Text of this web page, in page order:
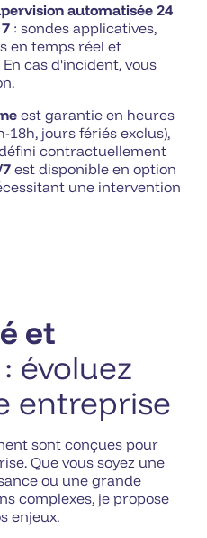
automatisée 24
: sondes applicatives,
en temps réel et
cas d'incident, vous
est garantie en heures
18h, jours fériés exclus),
contractuellement
est disponible en option
une intervention
et
: évoluez
entreprise
sont conçues pour
Que vous soyez une
ou une grande
complexes, je propose
enjeux.